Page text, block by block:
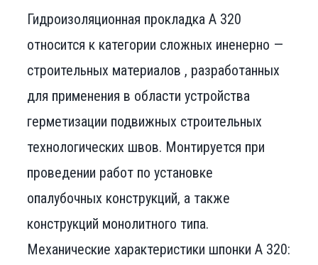
Гидроизоляционная прокладка А 320
относится к категории сложных иненерно —
строительных материалов , разработанных
для применения в области устройства
герметизации подвижных строительных
технологических швов. Монтируется при
проведении работ по установке
опалубочных конструкций, а также
конструкций монолитного типа.
Механические характеристики шпонки А 320: